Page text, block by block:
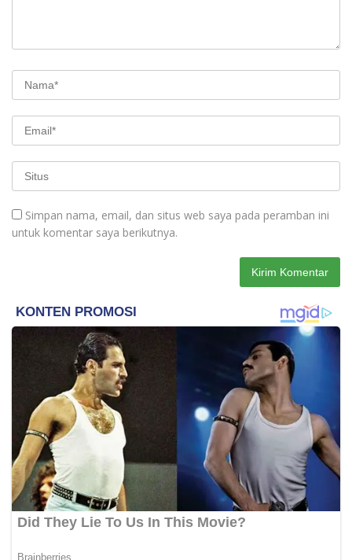
Simpan nama, email, dan situs web saya pada peramban ini
untuk komentar saya berikutnya.